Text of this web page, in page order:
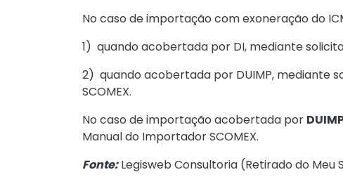
No caso de importação com exoneração do
1) quando acobertada por DI, mediante
2) quando acobertada por DUIMP, mediante
SCOMEX.
No caso de importação acobertada por
Manual do Importador SCOMEX.
Fonte:Legisweb Consultoria (Retirado do Meu